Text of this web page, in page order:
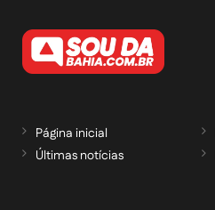
Página inicial
Últimas notícias